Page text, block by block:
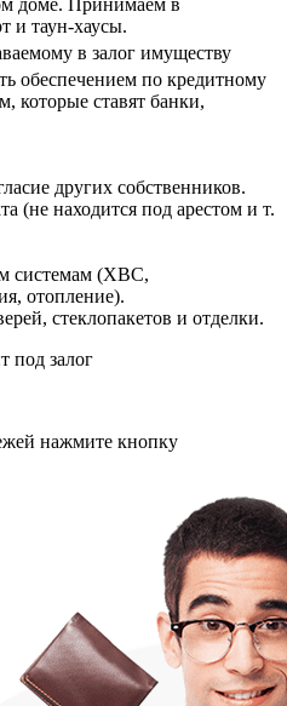
и таун-хаусы.
в залог имуществу
обеспечением по кредитному
которые ставят банки,
других собственников.
(не находится под арестом и т.
системам (ХВС,
отопление).
стеклопакетов и отделки.
под залог
нажмите кнопку